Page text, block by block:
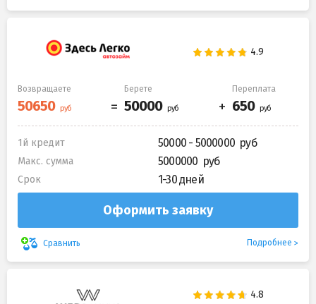
Возвращаете Берете Переплата
1й кредит 50000 - 5000000
Макс. сумма 5000000
Срок 1-30 дней
Оформить заявку
Сравнить Подробнее